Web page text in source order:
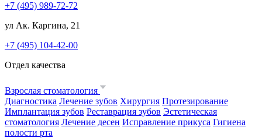
+7 (495) 989-72-72
ул Ак. Каргина, 21
+7 (495) 104-42-00
Отдел качества
Взрослая стоматология
Диагностика Лечение зубов Хирургия Протезирование
Имплантация зубов Реставрация зубов Эстетическая
стоматология Лечение десен Исправление прикуса Гигиена
полости рта